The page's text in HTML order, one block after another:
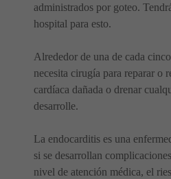
administrados por goteo.
hospital para esto.
Alrededor de una de cada
necesita cirugía para reparar o
cardíaca dañada o drenar
desarrolle.
La endocarditis es una
si se desarrollan
nivel de atención médica, el